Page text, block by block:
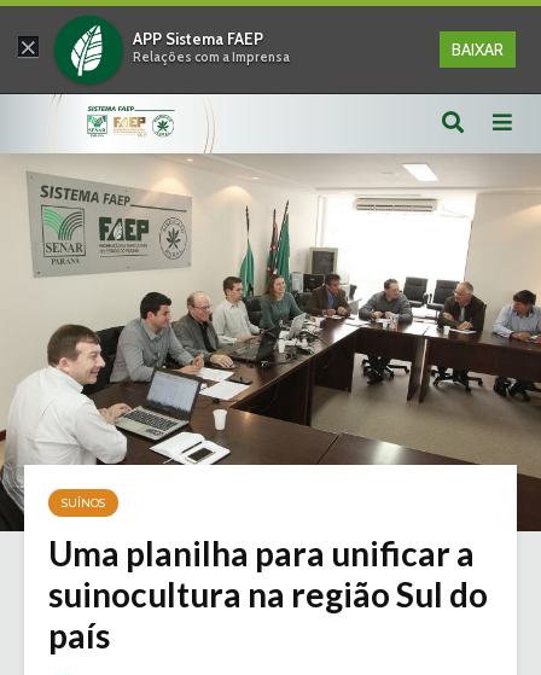
× APP Sistema FAEP
Relações com a Imprensa BAIXAR
SUÍNOS
Uma planilha para unificar a
suinocultura na região Sul do
país